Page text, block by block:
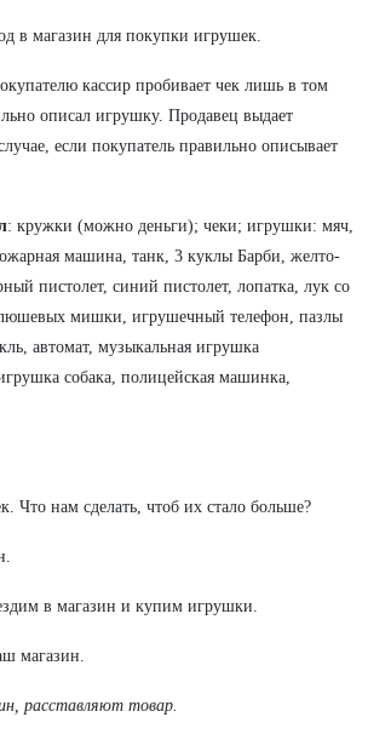
в магазин для покупки игрушек.
кассир пробивает чек лишь в том
описал игрушку. Продавец выдает
если покупатель правильно описывает
: кружки (можно деньги); чеки; игрушки: мяч,
машина, танк, 3 куклы Барби, желто-
пистолет, синий пистолет, лопатка, лук со
мишки, игрушечный телефон, пазлы
автомат, музыкальная игрушка
собака, полицейская машинка,
Что нам сделать, чтоб их стало больше?
в магазин и купим игрушки.
магазин.
расставляют товар.